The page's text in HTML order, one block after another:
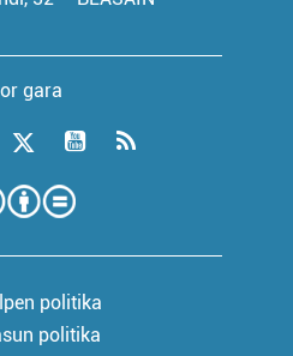
gara
politika
politika